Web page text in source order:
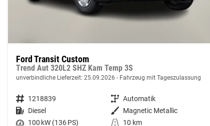
Ford Transit Custom
Trend Aut 320L2 SHZ Kam Temp 3S
unverbindliche Lieferzeit: 25.09.2026 Fahrzeug mit Tageszulassung
Fahrzeugnummer 1218839 Getriebe Automatik
Kraftstoff Diesel Außenfarbe Magnetic Metallic
Leistung 100 kW (136 PS) Kilometerstand
10 km